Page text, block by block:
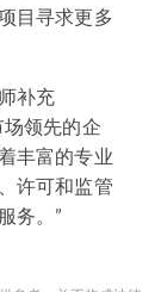
目寻求更多
补充
领先的企
丰富的专业
许可和监管
务。”